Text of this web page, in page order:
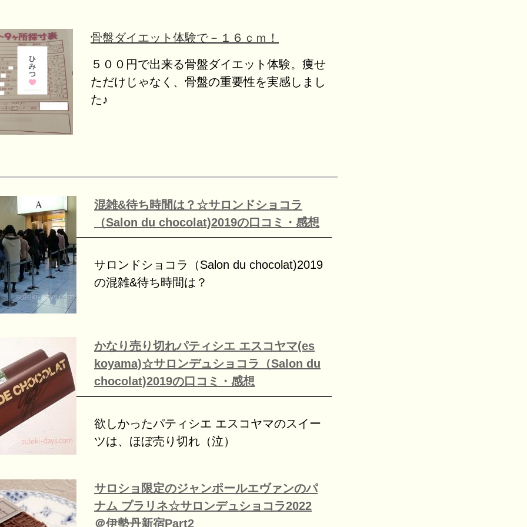
骨盤ダイエット体験で－１６ｃｍ！
５００円で出来る骨盤ダイエット体験。痩せ
ただけじゃなく、骨盤の重要性を実感しまし
た♪
混雑&待ち時間は？☆サロンドショコラ
（Salon du chocolat)2019の口コミ・感想
サロンドショコラ（Salon du chocolat)2019
の混雑&待ち時間は？
かなり売り切れパティシエ エスコヤマ(es
koyama)☆サロンデュショコラ（Salon du
chocolat)2019の口コミ・感想
欲しかったパティシエ エスコヤマのスイー
ツは、ほぼ売り切れ（泣）
サロショ限定のジャンポールエヴァンのパ
ナム プラリネ☆サロンデュショコラ2022
＠伊勢丹新宿Part2